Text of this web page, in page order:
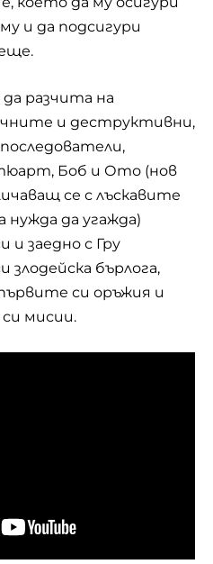
и да подсигури
разчита на
и деструктивни,
Боб и Ото (нов
се с лъскавите
да угажда)
и заедно с Гру
бърлога,
си оръжия и
мисии.